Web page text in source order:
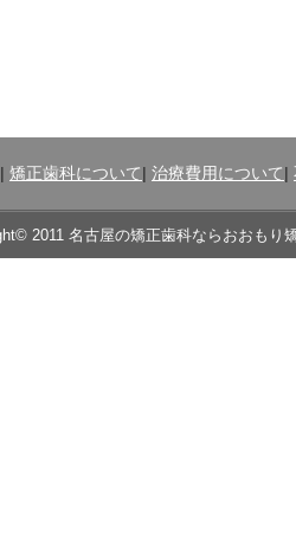
| 矯正歯科について| 治療費用について|
2011 名古屋の矯正歯科ならおおもり